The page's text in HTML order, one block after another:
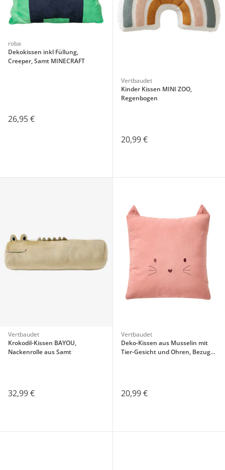
roba
Dekokissen inkl Füllung,
Creeper, Samt MINECRAFT
26,95 €
Vertbaudet
Kinder Kissen MINI ZOO,
Regenbogen
20,99 €
Vertbaudet
Krokodil-Kissen BAYOU,
Nackenrolle aus Samt
32,99 €
Vertbaudet
Deko-Kissen aus Musselin mit
Tier-Gesicht und Ohren, Bezug
20,99 €